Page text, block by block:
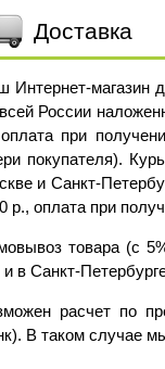
Доставка
Интернет-магазин
России
при
покупателя).
и Санкт-
р., оплата при
товара (с
и в Санкт-
расчет по
В таком случае